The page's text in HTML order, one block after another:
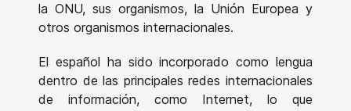
la ONU, sus organismos, la Unión Europea y
otros organismos internacionales.
El español ha sido incorporado como lengua
dentro de las principales redes internacionales
de información, como Internet, lo que